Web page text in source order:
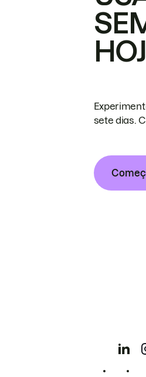
sete dias.